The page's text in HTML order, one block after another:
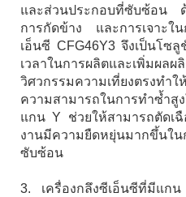
และส่วนประกอบที่ซับซ้อน ด้
การกัดข้าง และการเจาะใ
เอ็นซี CFG46Y3 จึงเป็นโซ
เวลาในการผลิตและเพิ่มผลผ
วิศวกรรมความเที่ยงตรงทำ
ความสามารถในการทำซ้
แกน Y ช่วยให้สามารถตัดเ
งานมีความยืดหยุ่นมากขึ้นใน
ซับซ้อน
3. เครื่องกลึงซีเอ็นซีที่มีแ